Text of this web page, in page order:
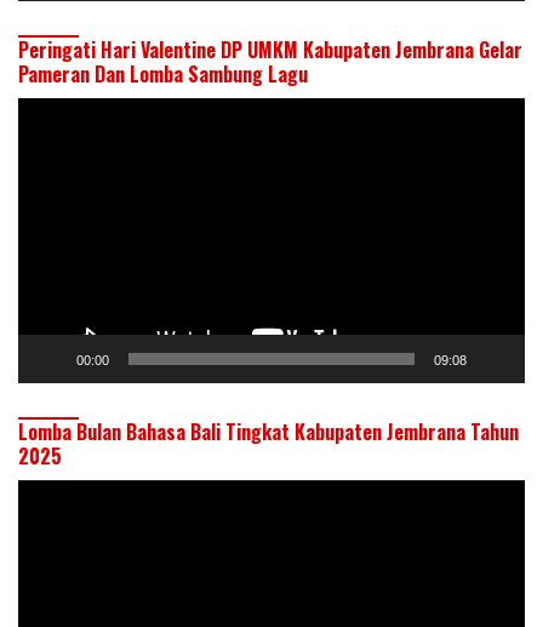
Peringati Hari Valentine DP UMKM Kabupaten Jembrana Gelar
Pameran Dan Lomba Sambung Lagu
00:00 09:08
Lomba Bulan Bahasa Bali Tingkat Kabupaten Jembrana Tahun
2025